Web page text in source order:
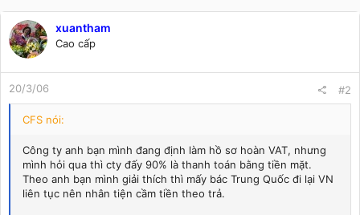
xuantham
Cao cấp
20/3/06 #2
CFS nói:
Công ty anh bạn mình đang định làm hồ sơ hoàn VAT, nhưng
mình hỏi qua thì cty đấy 90% là thanh toán bằng tiền mặt.
Theo anh bạn mình giải thích thì mấy bác Trung Quốc đi lại VN
liên tục nên nhân tiện cầm tiền theo trả.